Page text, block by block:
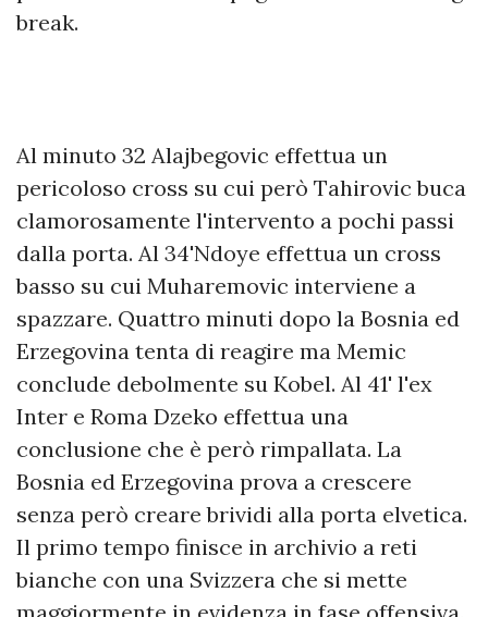
break.
Al minuto 32 Alajbegovic effettua un
pericoloso cross su cui però Tahirovic buca
clamorosamente l'intervento a pochi passi
dalla porta. Al 34'Ndoye effettua un cross
basso su cui Muharemovic interviene a
spazzare. Quattro minuti dopo la Bosnia ed
Erzegovina tenta di reagire ma Memic
conclude debolmente su Kobel. Al 41' l'ex
Inter e Roma Dzeko effettua una
conclusione che è però rimpallata. La
Bosnia ed Erzegovina prova a crescere
senza però creare brividi alla porta elvetica.
Il primo tempo finisce in archivio a reti
bianche con una Svizzera che si mette